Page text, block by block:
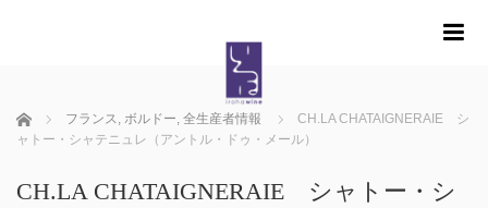
ホーム フランス, ボルドー, 全生産者情報
CH.LA CHATAIGNERAIE シ
ャトー・シャテニュレ（アントル・ドゥ・メール）
CH.LA CHATAIGNERAIE シャトー・シ